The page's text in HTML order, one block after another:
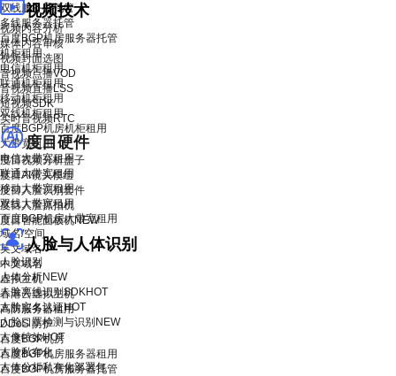
视频技术
视频内容分析
媒体内容审核
视频封面选图
音视频点播VOD
音视频直播LSS
短视频SDK
实时音视频RTC
度目硬件
度目视频分析盒子
度目AI镜头模组
度目人脸识别套件
度目人脸抓拍机
度目智能面板机NEW
人脸与人体识别
人脸识别
人体分析NEW
人脸离线识别SDKHOT
人脸实名认证HOT
人脸口罩检测与识别 NEW
人像特效HOT
人脸私有化
人体分析私有化部署包
双线服务器托管
多线服务器托管
百度BGP机房服务器托管
机柜租用
电信机柜租用
联通机柜租用
移动机柜租用
双线机柜租用
百度BGP机房机柜租用
大带宽租用
电信大带宽租用
联通大带宽租用
移动大带宽租用
双线大带宽租用
百度BGP机房大带宽租用
域名/空间
英文域名
中文域名
虚拟主机
香港云虚拟主机
高防服务器租用
DDoS 防护
百度BGP机房
百度BGP机房服务器租用
百度BGP机房服务器托管